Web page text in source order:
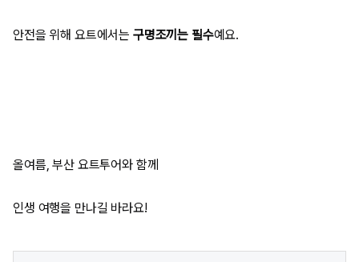
안전을 위해 요트에서는 구명조끼는 필수예요.
올여름, 부산 요트투어와 함께
인생 여행을 만나길 바라요!